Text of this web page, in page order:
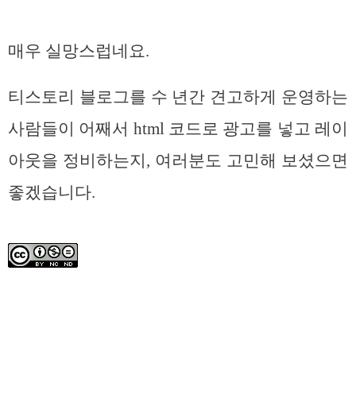
매우 실망스럽네요.
티스토리 블로그를 수 년간 견고하게 운영하는
사람들이 어째서 html 코드로 광고를 넣고 레이
아웃을 정비하는지, 여러분도 고민해 보셨으면
좋겠습니다.